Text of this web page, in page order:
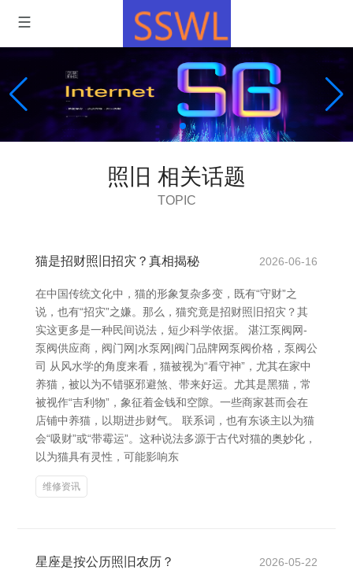
照旧 相关话题
TOPIC
猫是招财照旧招灾？真相揭秘 2026-06-16
在中国传统文化中，猫的形象复杂多变，既有“守财”之
说，也有“招灾”之嫌。那么，猫究竟是招财照旧招灾？其
实这更多是一种民间说法，短少科学依据。 湛江泵阀网-
泵阀供应商，阀门网|水泵网|阀门品牌网泵阀价格，泵阀公
司 从风水学的角度来看，猫被视为“看守神”，尤其在家中
养猫，被以为不错驱邪避煞、带来好运。尤其是黑猫，常
被视作“吉利物”，象征着金钱和空隙。一些商家甚而会在
店铺中养猫，以期进步财气。 联系词，也有东谈主以为猫
会“吸财”或“带霉运”。这种说法多源于古代对猫的奥妙化，
以为猫具有灵性，可能影响东
维修资讯
星座是按公历照旧农历？ 2026-05-22